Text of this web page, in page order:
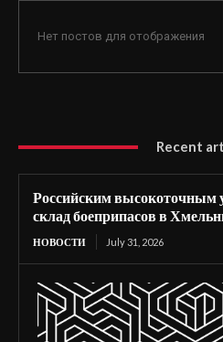
Нет постов для отображения
Recent
Российским высокоточным
склад боеприпасов в
НОВОСТИ July 31, 2026